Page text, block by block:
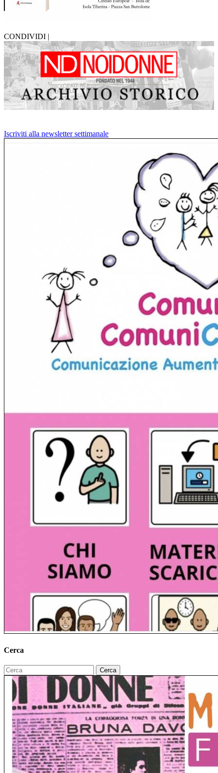
CONDIVIDI |
Iscriviti alla newsletter settimanale
Cerca